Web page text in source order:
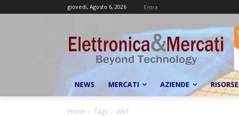
giovedì, Agosto 6, 2026 Entra
NEWS MERCATI AZIENDE RISORSE
Home Tags AIoT